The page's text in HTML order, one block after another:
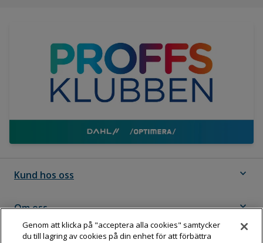
Kund hos oss expand_more
Om oss expand_more
Genom att klicka på "acceptera alla cookies" samtycker
du till lagring av cookies på din enhet för att förbättra